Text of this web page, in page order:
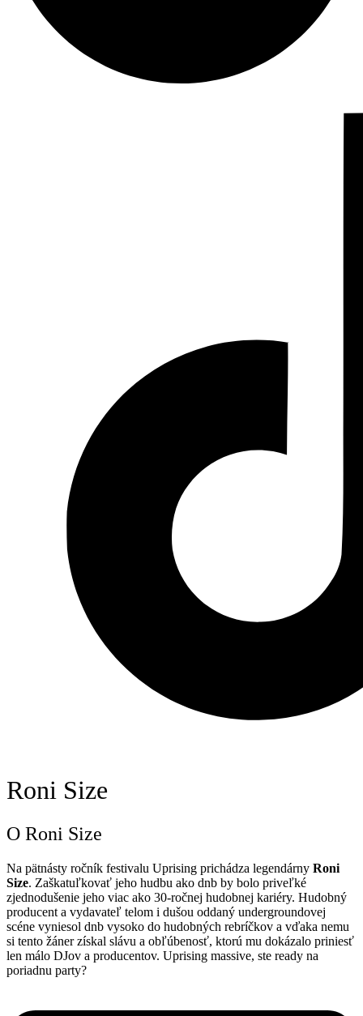
Roni Size
O Roni Size
Na pätnásty ročník festivalu Uprising prichádza legendárny Roni
Size. Zaškatuľkovať jeho hudbu ako dnb by bolo priveľké
zjednodušenie jeho viac ako 30-ročnej hudobnej kariéry. Hudobný
producent a vydavateľ telom i dušou oddaný undergroundovej
scéne vyniesol dnb vysoko do hudobných rebríčkov a vďaka nemu
si tento žáner získal slávu a obľúbenosť, ktorú mu dokázalo priniesť
len málo DJov a producentov. Uprising massive, ste ready na
poriadnu party?